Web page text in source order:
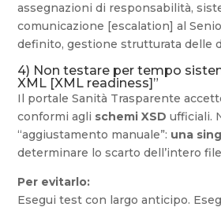
assegnazioni di responsabilità,
comunicazione [escalation] al
definito, gestione strutturata delle
4) Non testare per tempo
XML [XML readiness]”
Il portale Sanità Trasparente
conformi agli schemi XSD ufficiali.
“aggiustamento manuale”: una
determinare lo scarto dell’intero
Per evitarlo:
Esegui test con largo anticipo.